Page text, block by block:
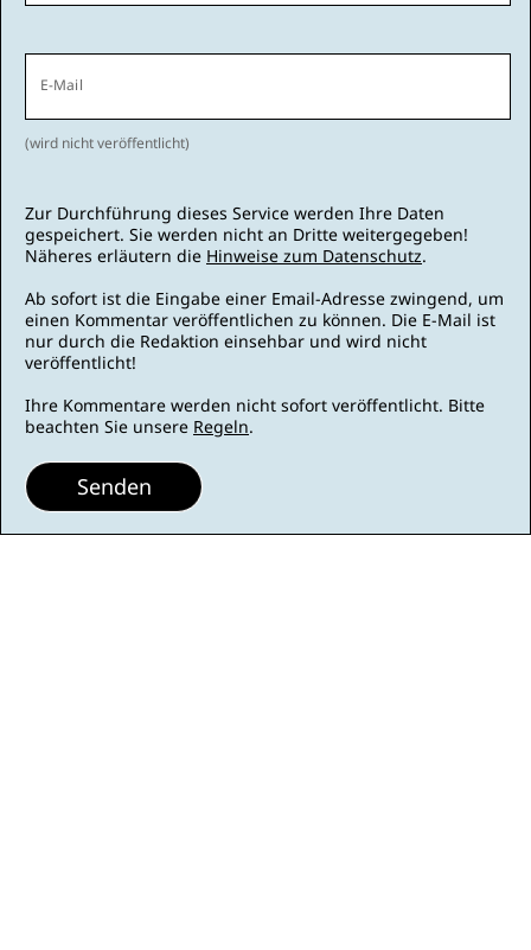
E-Mail
(wird nicht veröffentlicht)
Zur Durchführung dieses Service werden Ihre Daten
gespeichert. Sie werden nicht an Dritte weitergegeben!
Näheres erläutern die Hinweise zum Datenschutz.
Ab sofort ist die Eingabe einer Email-Adresse zwingend, um
einen Kommentar veröffentlichen zu können. Die E-Mail ist
nur durch die Redaktion einsehbar und wird nicht
veröffentlicht!
Ihre Kommentare werden nicht sofort veröffentlicht. Bitte
beachten Sie unsere Regeln.
Senden